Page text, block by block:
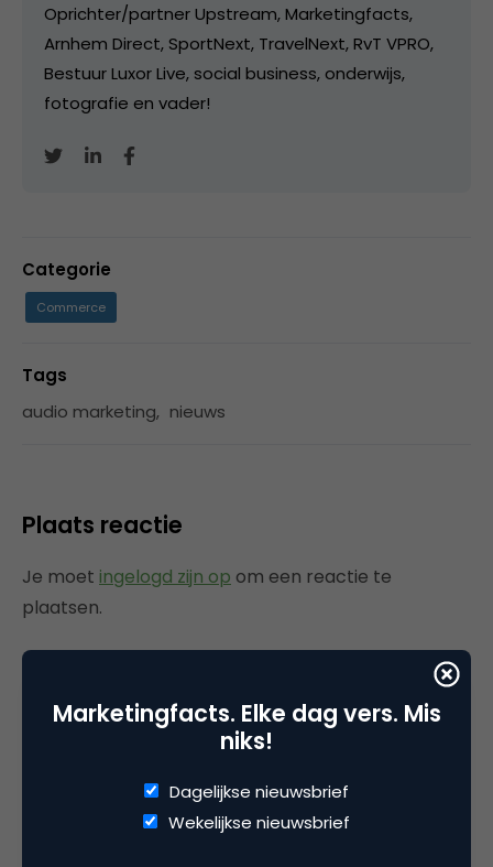
Oprichter/partner Upstream, Marketingfacts,
Arnhem Direct, SportNext, TravelNext, RvT VPRO,
Bestuur Luxor Live, social business, onderwijs,
fotografie en vader!
Categorie
Commerce
Tags
audio marketing, nieuws
Plaats reactie
Je moet ingelogd zijn op om een reactie te
plaatsen.
Gerelateerde artikelen
Rebel with or without a cause?
Wake-upcall voor ontwerpers
en merkeigenaren
Marketingfacts. Elke dag vers. Mis
niks!
Dagelijkse nieuwsbrief
Wekelijkse nieuwsbrief